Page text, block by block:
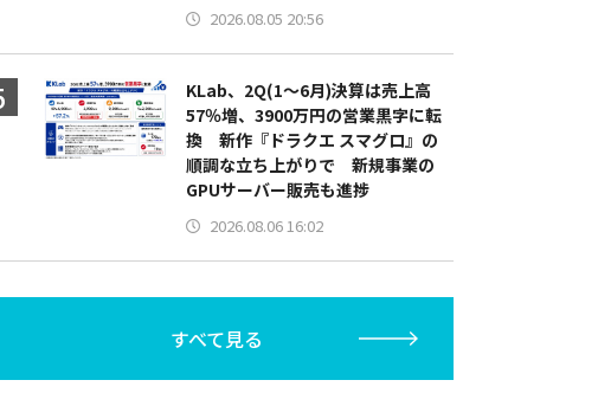
2026.08.05 20:56
KLab、2Q(1～6月)決算は売上高
57％増、3900万円の営業黒字に転
換 新作『ドラクエ スマグロ』の
順調な立ち上がりで 新規事業の
GPUサーバー販売も進捗
2026.08.06 16:02
すべて見る